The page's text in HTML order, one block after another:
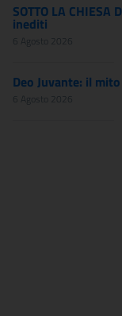
SOTTO LA CHIESA
inediti
6 Agosto 2026
Deo Juvante: il
6 Agosto 2026